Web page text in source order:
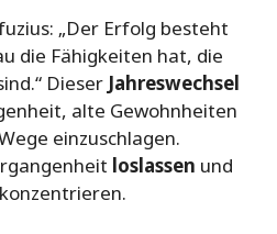
„Der Erfolg besteht
die Fähigkeiten hat, die
Dieser Jahreswechsel
alte Gewohnheiten
einzuschlagen.
loslassen und
konzentrieren.